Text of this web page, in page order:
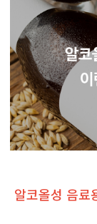
알코올성 음료